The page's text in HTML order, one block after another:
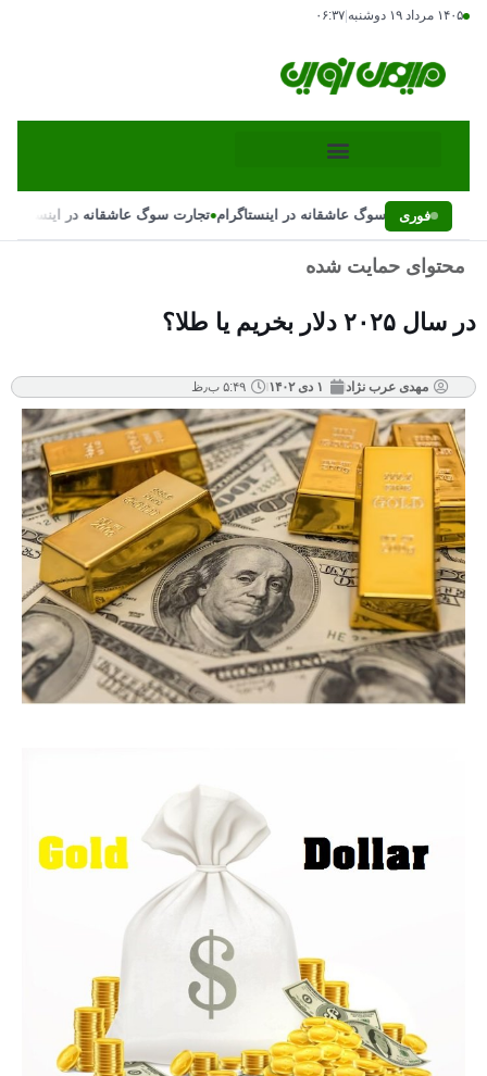
۱۴۰۵ مرداد ۱۹ دوشنبه ۰۶:۳۷
فوری
تجارت سوگ عاشقانه در اینستاگرام•تجارت سوگ عاشقانه در اینستاگرام
محتوای حمایت شده
در سال ۲۰۲۵ دلار بخریم یا طلا؟
مهدی عرب نژاد ۱ دی ۱۴۰۲ ۵:۴۹ ب٫ظ